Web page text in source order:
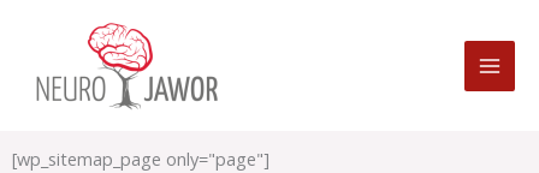
treści
[wp_sitemap_page only="page"]